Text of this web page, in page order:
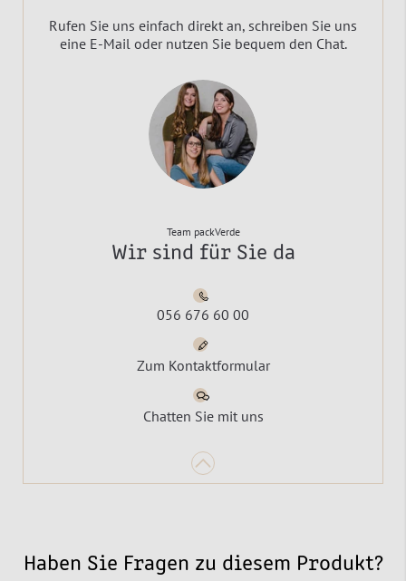
Rufen Sie uns einfach direkt an, schreiben Sie uns
eine E-Mail oder nutzen Sie bequem den Chat.
Team packVerde
Wir sind für Sie da
056 676 60 00
Zum Kontaktformular
Chatten Sie mit uns
Haben Sie Fragen zu diesem Produkt?